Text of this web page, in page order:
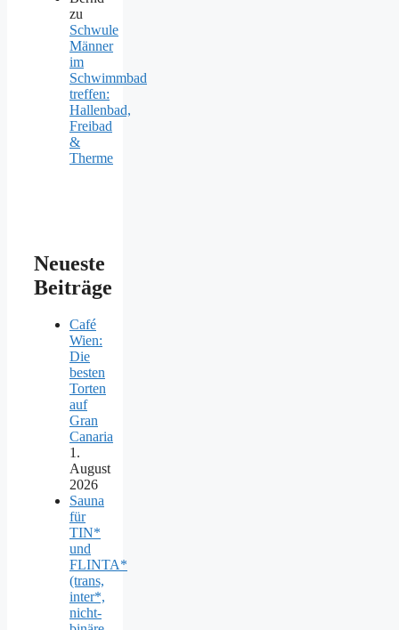
zu
Schwule
Männer
im
Schwimmbad
treffen:
Hallenbad,
Freibad
&
Therme
Neueste
Beiträge
Café
Wien:
Die
besten
Torten
auf
Gran
Canaria
1.
August
2026
Sauna
für
TIN*
und
FLINTA*
(trans,
inter*,
nicht-